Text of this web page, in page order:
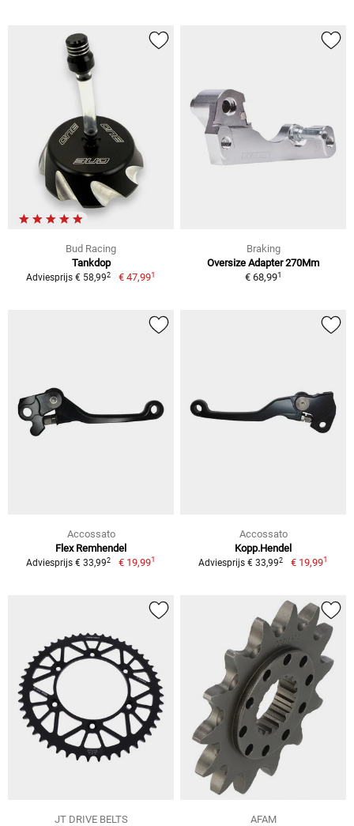
Bud Racing
Tankdop
Adviesprijs € 58,992 € 47,991
Braking
Oversize Adapter 270Mm
€ 68,991
Accossato
Flex Remhendel
Adviesprijs € 33,992 € 19,991
Accossato
Kopp.Hendel
Adviesprijs € 33,992 € 19,991
JT DRIVE BELTS
AFAM